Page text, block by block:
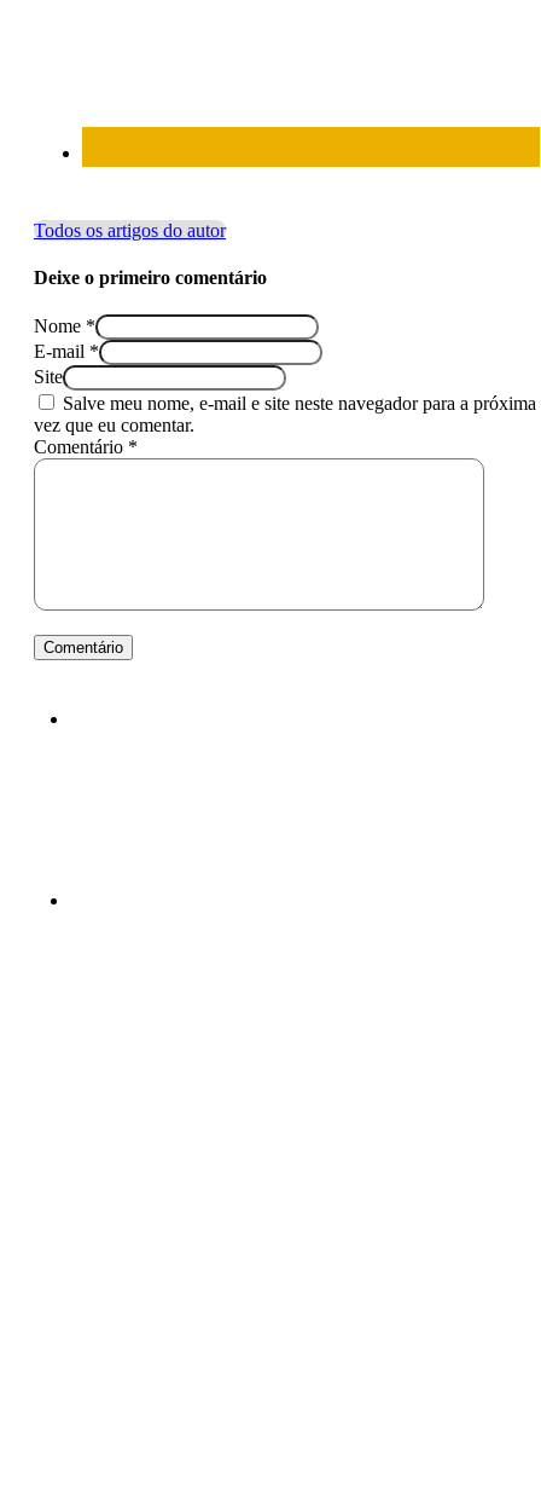
Todos os artigos do autor
Deixe o primeiro comentário
Nome *
E-mail *
Site
Salve meu nome, e-mail e site neste navegador para a próxima
vez que eu comentar.
Comentário *